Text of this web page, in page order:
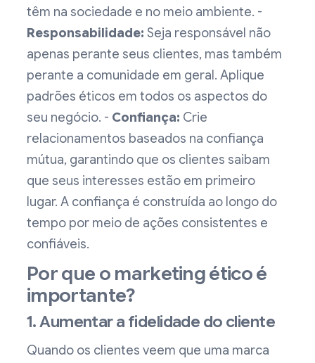
têm na sociedade e no meio ambiente. -
Responsabilidade: Seja responsável não
apenas perante seus clientes, mas também
perante a comunidade em geral. Aplique
padrões éticos em todos os aspectos do
seu negócio. - Confiança: Crie
relacionamentos baseados na confiança
mútua, garantindo que os clientes saibam
que seus interesses estão em primeiro
lugar. A confiança é construída ao longo do
tempo por meio de ações consistentes e
confiáveis.
Por que o marketing ético é
importante?
1. Aumentar a fidelidade do cliente
Quando os clientes veem que uma marca